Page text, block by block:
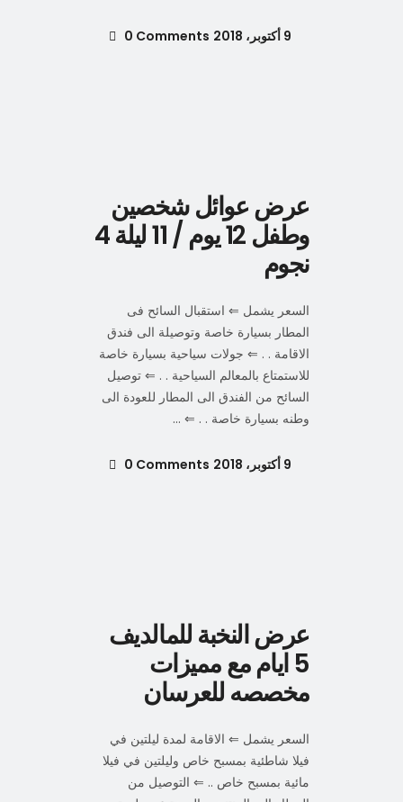
9 أكتوبر، 2018 0 Comments
عرض عوائل شخصين
وطفل 12 يوم / 11 ليلة 4
نجوم
السعر يشمل ⇐ استقبال السائح فى
المطار بسيارة خاصة وتوصيلة الى فندق
الاقامة . . ⇐ جولات سياحية بسيارة خاصة
للاستمتاع بالمعالم السياحية . . ⇐ توصيل
السائح من الفندق الى المطار للعودة الى
وطنه بسيارة خاصة . . ⇐
9 أكتوبر، 2018 0 Comments
عرض النخبة للمالديف
5 ايام مع مميزات
مخصصه للعرسان
السعر يشمل ⇐ الاقامة لمدة ليلتين في
فيلا شاطئية بمسبح خاص وليلتين في فيلا
مائية بمسبح خاص .. ⇐ التوصيل من